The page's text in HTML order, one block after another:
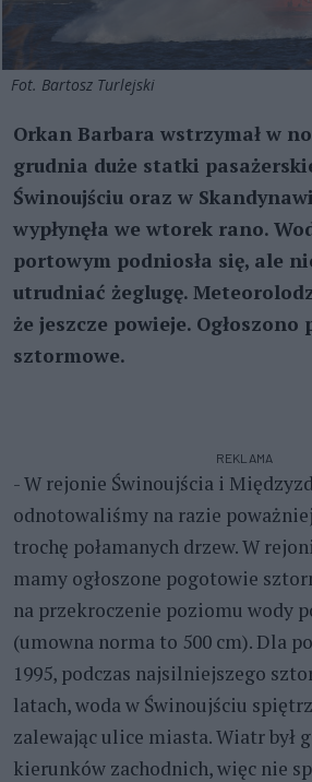
Fot. Bartosz Turlejski
Orkan Barbara wstrzymał w
grudnia duże statki
Świnoujściu oraz w
wypłynęła we wtorek rano.
portowym podniosła się, ale
utrudniać żeglugę.
że jeszcze powieje. Ogłoszono
sztormowe.
REKLAMA
- W rejonie Świnoujścia i
odnotowaliśmy na razie
trochę połamanych drzew. W
mamy ogłoszone pogotowie
na przekroczenie poziomu wody
(umowna norma to 500 cm). Dla
1995, podczas najsilniejszego
latach, woda w Świnoujściu
zalewając ulice miasta. Wiatr był
kierunków zachodnich, więc nie